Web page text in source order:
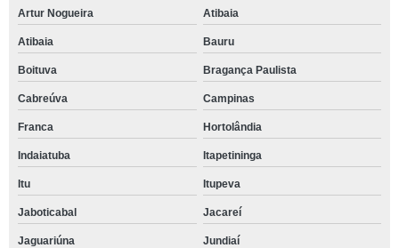
Artur Nogueira Atibaia
Atibaia Bauru
Boituva Bragança Paulista
Cabreúva Campinas
Franca Hortolândia
Indaiatuba Itapetininga
Itu Itupeva
Jaboticabal Jacareí
Jaguariúna Jundiaí